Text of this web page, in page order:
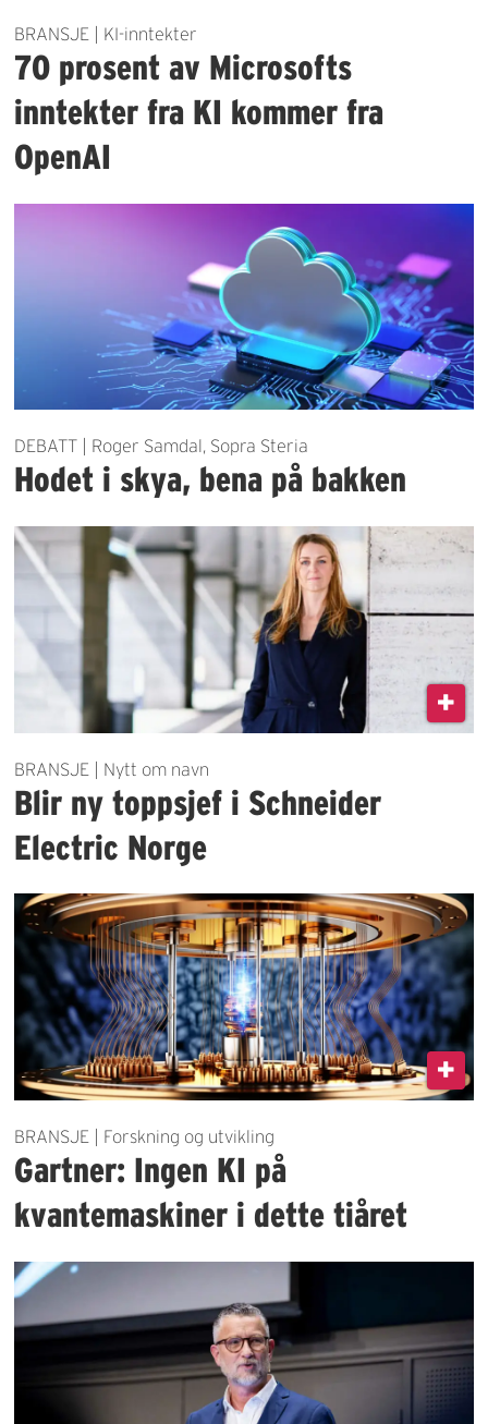
BRANSJE | KI-inntekter
70 prosent av Microsofts
inntekter fra KI kommer fra
OpenAI
DEBATT | Roger Samdal, Sopra Steria
Hodet i skya, bena på bakken
BRANSJE | Nytt om navn
Blir ny toppsjef i Schneider
Electric Norge
BRANSJE | Forskning og utvikling
Gartner: Ingen KI på
kvantemaskiner i dette tiåret